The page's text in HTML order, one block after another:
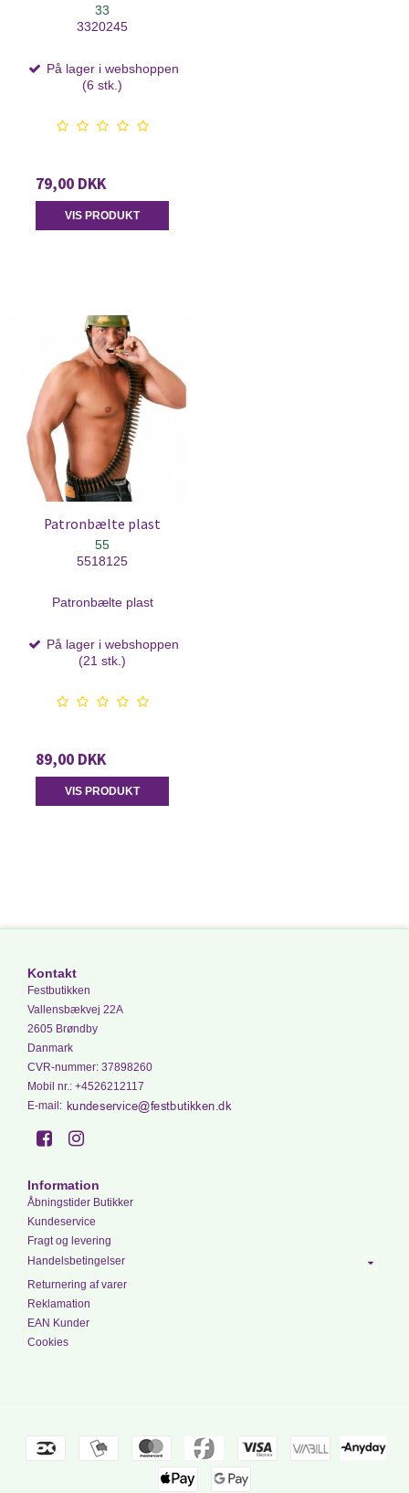
33
3320245
På lager i webshoppen
(6 stk.)
79,00 DKK
VIS PRODUKT
Patronbælte plast
55
5518125
Patronbælte plast
På lager i webshoppen
(21 stk.)
89,00 DKK
VIS PRODUKT
Kontakt
Festbutikken
Vallensbækvej 22A
2605 Brøndby
Danmark
CVR-nummer: 37898260
Mobil nr.: +4526212117
E-mail :
Information
Åbningstider Butikker
Kundeservice
Fragt og levering
Handelsbetingelser
Returnering af varer
Reklamation
EAN Kunder
Cookies